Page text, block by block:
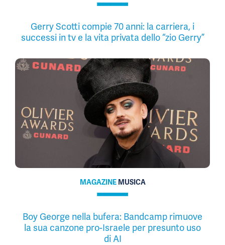
Gerry Scotti compie 70 anni: la carriera, i
successi in tv e la vita privata dello “zio Gerry”
MAGAZINE MUSICA
Boy George nella bufera: Bandcamp rimuove
la sua canzone pro-Israele per presunto uso
di AI